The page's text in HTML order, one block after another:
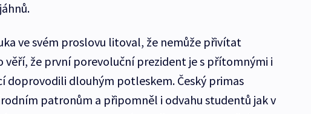
ve svém proslovu litoval, že nemůže přivítat
věří, že první porevoluční prezident je s přítomnými i
doprovodili dlouhým potleskem. Český primas
patronům a připomněl i odvahu studentů jak v